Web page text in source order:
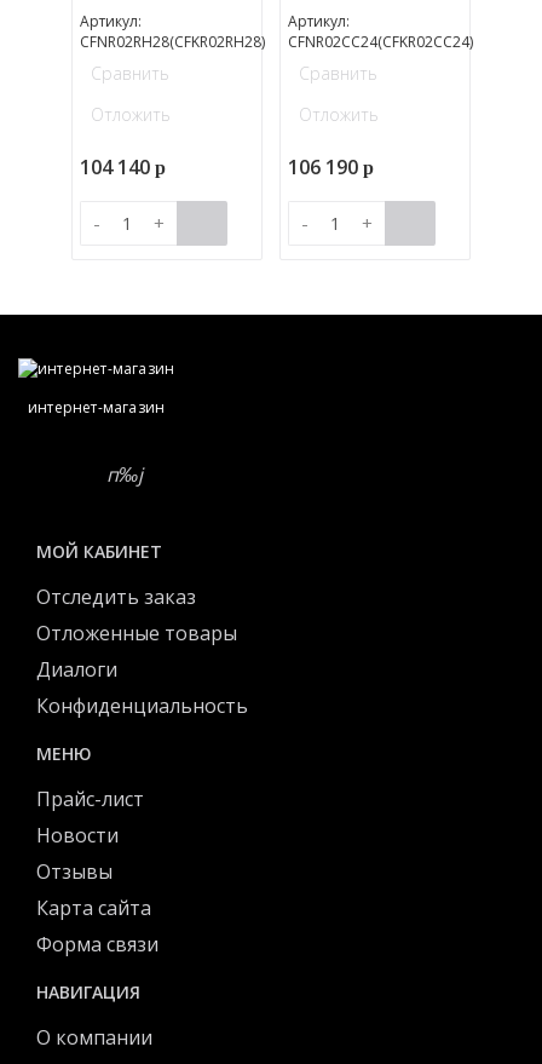
Артикул:
CFNR02RH28(CFKR02RH28)
Сравнить
Отложить
104 140p
- +
Артикул:
CFNR02CC24(CFKR02CC24)
Сравнить
Отложить
106 190p
- +
интернет-магазин
МОЙ КАБИНЕТ
Отследить заказ
Отложенные товары
Диалоги
Конфиденциальность
МЕНЮ
Прайс-лист
Новости
Отзывы
Карта сайта
Форма связи
НАВИГАЦИЯ
О компании